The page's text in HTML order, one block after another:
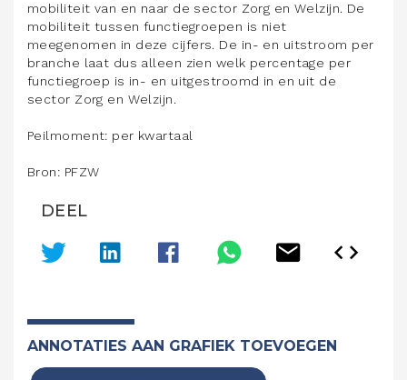
mobiliteit van en naar de sector Zorg en Welzijn. De
mobiliteit tussen functiegroepen is niet
meegenomen in deze cijfers. De in- en uitstroom per
branche laat dus alleen zien welk percentage per
functiegroep is in- en uitgestroomd in en uit de
sector Zorg en Welzijn.
Peilmoment: per kwartaal
Bron: PFZW
DEEL
ANNOTATIES AAN GRAFIEK TOEVOEGEN